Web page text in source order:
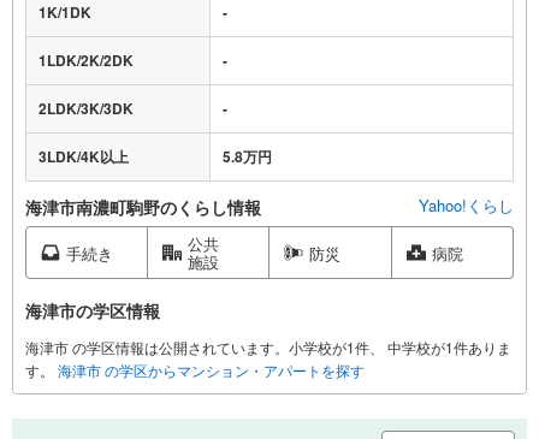
1K/1DK -
1LDK/2K/2DK -
2LDK/3K/3DK -
3LDK/4K以上 5.8万円
海津市南濃町駒野のくらし情報 Yahoo!くらし
手続き 公共
施設 防災 病院
海津市の学区情報
海津市 の学区情報は公開されています。小学校が1件、 中学校が1件ありま
す。
海津市 の学区からマンション・アパートを探す